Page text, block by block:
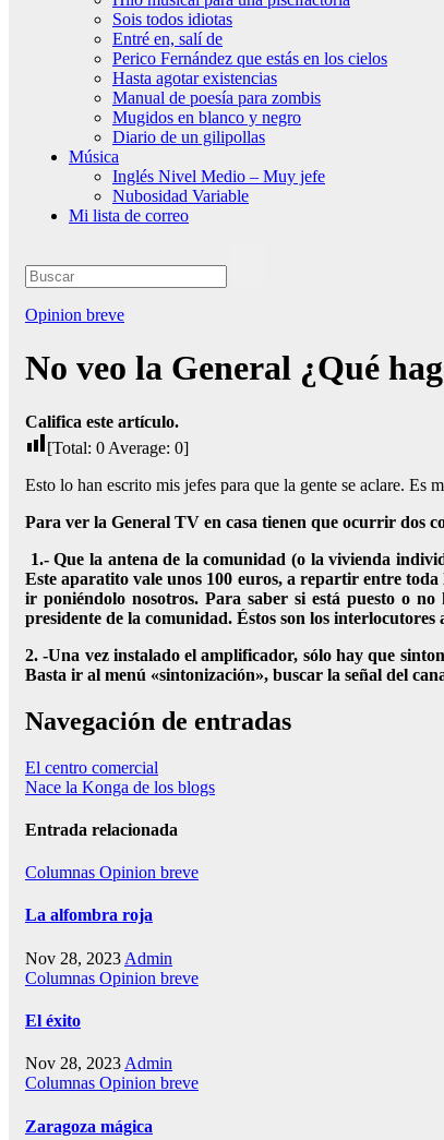
Sois todos idiotas
Entré en, salí de
Perico Fernández que estás en los cielos
Hasta agotar existencias
Manual de poesía para zombis
Mugidos en blanco y negro
Diario de un gilipollas
Música
Inglés Nivel Medio – Muy jefe
Nubosidad Variable
Mi lista de correo
Opinion breve
No veo la General ¿Qué
Califica este artículo.
[Total: 0 Average: 0]
Esto lo han escrito mis jefes para que la gente se aclare. Es
Para ver la General TV en casa tienen que ocurrir dos
1.- Que la antena de la comunidad (o la vivienda
Este aparatito vale unos 100 euros, a repartir entre toda
ir poniéndolo nosotros. Para saber si está puesto o
presidente de la comunidad. Éstos son los
2. -Una vez instalado el amplificador, sólo hay que
Basta ir al menú «sintonización», buscar la señal del
Navegación de entradas
El centro comercial
Nace la Konga de los blogs
Entrada relacionada
Columnas Opinion breve
La alfombra roja
Nov 28, 2023 Admin
Columnas Opinion breve
El éxito
Nov 28, 2023 Admin
Columnas Opinion breve
Zaragoza mágica